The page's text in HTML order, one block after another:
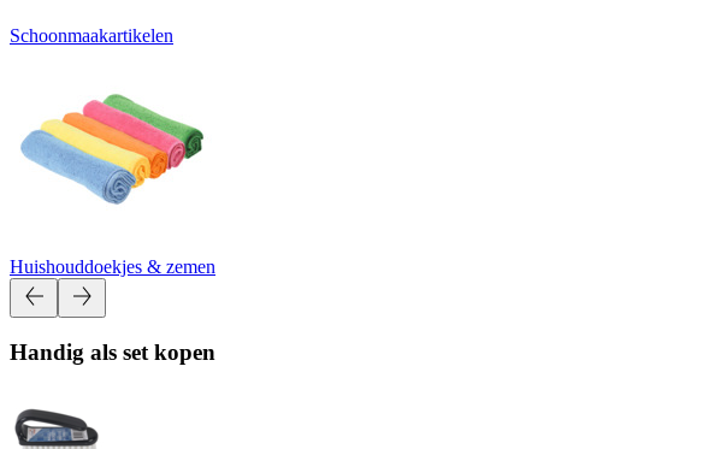
Schoonmaakartikelen
Huishouddoekjes & zemen
Handig als set kopen